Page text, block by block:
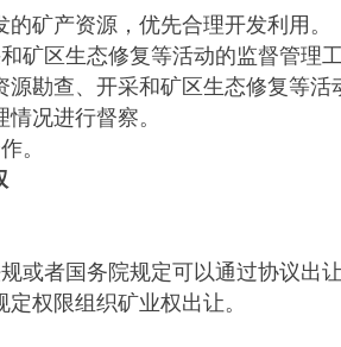
矿产资源，优先合理开发利用。
区生态修复等活动的监督管理工
查、开采和矿区生态修复等活
况进行督察。
。
者国务院规定可以通过协议出让
权限组织矿业权出让。